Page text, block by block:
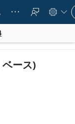
   
in
to
ース)